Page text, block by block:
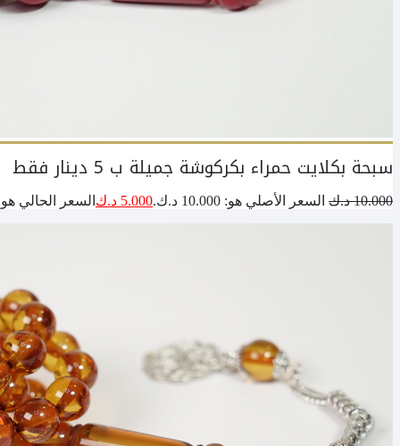
سبحة بكلايت حمراء بكركوشة جميلة ب 5 دينار فقط
10.000 د.ك السعر الأصلي هو: 10.000 د.ك. 5.000 د.ك السعر الحالي هو: 5.000